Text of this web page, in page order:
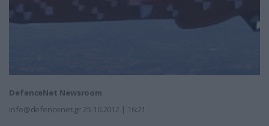
DefenceNet Newsroom
info@defencenet.gr 25.10.2012 | 16:21